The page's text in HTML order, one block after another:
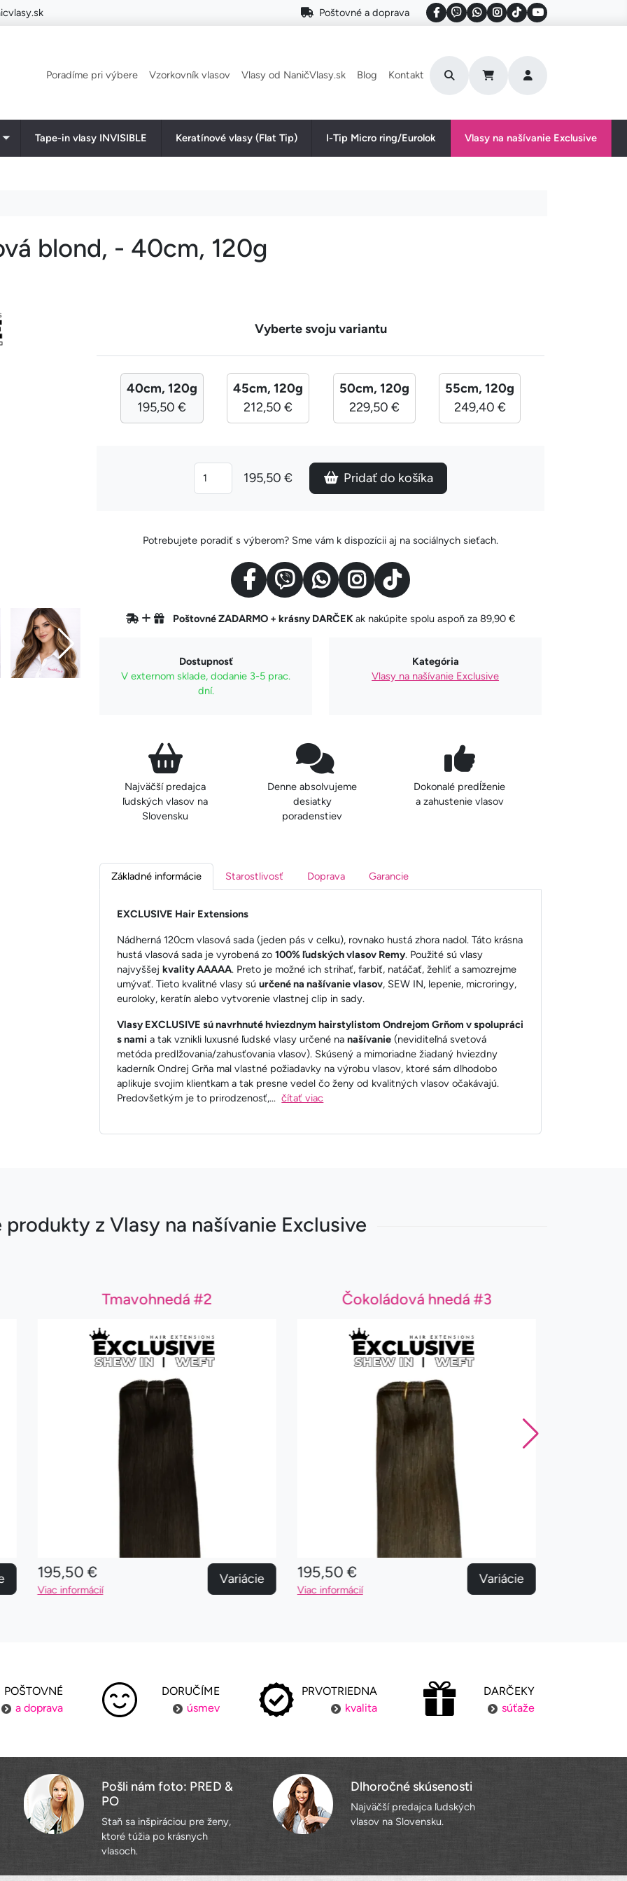
Poštovné a doprava
Main navigation
Poradíme pri výbere Vzorkovník vlasov Vlasy od NaničVlasy.sk Blog Kontakt
Toggle submenu
Tape-in vlasy INVISIBLE Keratínové vlasy (Flat Tip) I-Tip Micro ring/Eurolok Vlasy na našívanie Exclusive
blond, - 40cm, 120g
Vyberte svoju variantu
40cm, 120g
195,50 €
45cm, 120g
212,50 €
50cm, 120g
229,50 €
55cm, 120g
249,40 €
195,50 € Pridať do košíka
Potrebujete poradiť s výberom? Sme vám k dispozícii aj na sociálnych sieťach.
Poštovné ZADARMO + krásny DARČEKak nakúpite spolu aspoň za 89,90 €
Dostupnosť
V externom sklade, dodanie 3-5 prac.
dní.
Kategória
Vlasy na našívanie Exclusive
Najväčší predajca
ľudských vlasov na
Slovensku
Denne absolvujeme
desiatky
poradenstiev
Dokonalé predĺženie
a zahustenie vlasov
Základné informácie Starostlivosť Doprava Garancie
EXCLUSIVE Hair Extensions
Nádherná 120cm vlasová sada (jeden pás v celku), rovnako hustá zhora nadol. Táto krásna
hustá vlasová sada je vyrobená zo100% ľudských vlasov Remy. Použité sú vlasy
najvyššejkvality AAAAA. Preto je možné ich strihať, farbiť, natáčať, žehliť a samozrejme
umývať. Tieto kvalitné vlasy súurčené na našívanie vlasov, SEW IN, lepenie, microringy,
euroloky, keratín alebo vytvorenie vlastnej clip in sady.
Vlasy EXCLUSIVE sú navrhnuté hviezdnym hairstylistom Ondrejom Grňom v spolupráci
s nami a tak vznikli luxusné ľudské vlasy určené nanašívanie (neviditeľná svetová
metóda predlžovania/zahusťovania vlasov). Skúsený a mimoriadne žiadaný hviezdny
kaderník Ondrej Grňa mal vlastné požiadavky na výrobu vlasov, ktoré sám dlhodobo
aplikuje svojim klientkam a tak presne vedel čo ženy od kvalitných vlasov očakávajú.
Predovšetkým je to prirodzenosť,...čítať viac
produkty z Vlasy na našívanie Exclusive
Tmavohnedá #2
195,50 €
Viac informácií
Variácie
Čokoládová hnedá #3
195,50 €
Viac informácií
Variácie
POŠTOVNÉ
a doprava
DORUČÍME
úsmev
PRVOTRIEDNA
kvalita
DARČEKY
súťaže
Pošli nám foto: PRED &
PO
Staň sa inšpiráciou pre ženy,
ktoré túžia po krásnych
vlasoch.
Dlhoročné skúsenosti
Najväčší predajca ľudských
vlasov na Slovensku.